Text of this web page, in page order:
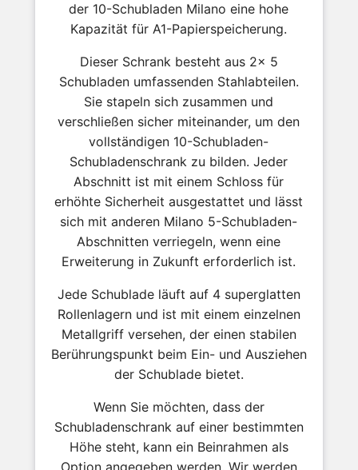
der 10-Schubladen Milano eine hohe
Kapazität für A1-Papierspeicherung.
Dieser Schrank besteht aus 2x 5
Schubladen umfassenden Stahlabteilen.
Sie stapeln sich zusammen und
verschließen sicher miteinander, um den
vollständigen 10-Schubladen-
Schubladenschrank zu bilden. Jeder
Abschnitt ist mit einem Schloss für
erhöhte Sicherheit ausgestattet und lässt
sich mit anderen Milano 5-Schubladen-
Abschnitten verriegeln, wenn eine
Erweiterung in Zukunft erforderlich ist.
Jede Schublade läuft auf 4 superglatten
Rollenlagern und ist mit einem einzelnen
Metallgriff versehen, der einen stabilen
Berührungspunkt beim Ein- und Ausziehen
der Schublade bietet.
Wenn Sie möchten, dass der
Schubladenschrank auf einer bestimmten
Höhe steht, kann ein Beinrahmen als